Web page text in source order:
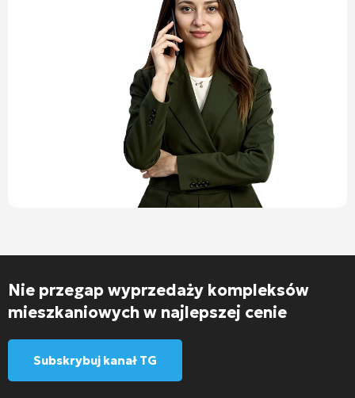
Nie przegap wyprzedaży kompleksów
mieszkaniowych w najlepszej cenie
Subskrybuj kanał TG